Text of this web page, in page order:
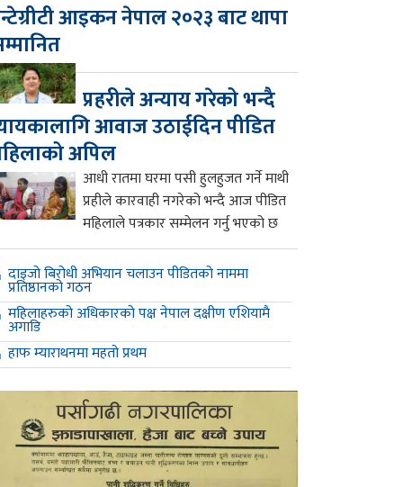
आइकन नेपाल २०२३ बाट थापा
प्रहरीले अन्याय गरेको भन्दै
आवाज उठाईदिन पीडित
अपिल
आधी रातमा घरमा पसी हुलहुजत गर्ने माथी
प्रहीले कारवाही नगरेको भन्दै आज पीडित
महिलाले पत्रकार सम्मेलन गर्नु भएको छ
दाइजो बिरोधी अभियान चलाउन पीडितको नाममा
प्रतिष्ठानको गठन
महिलाहरुको अधिकारको पक्ष नेपाल दक्षीण एशियामै
अगाडि
हाफ म्याराथनमा महतो प्रथम